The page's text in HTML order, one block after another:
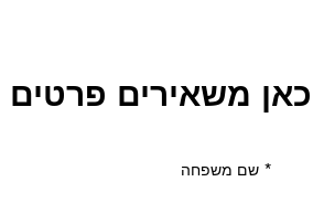
כאן משאירים פרטים
שם משפחה